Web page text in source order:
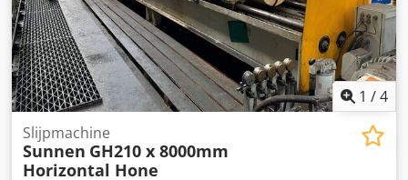
1 /4
Slijpmachine
Sunnen GH210 x 8000mm
Horizontal Hone